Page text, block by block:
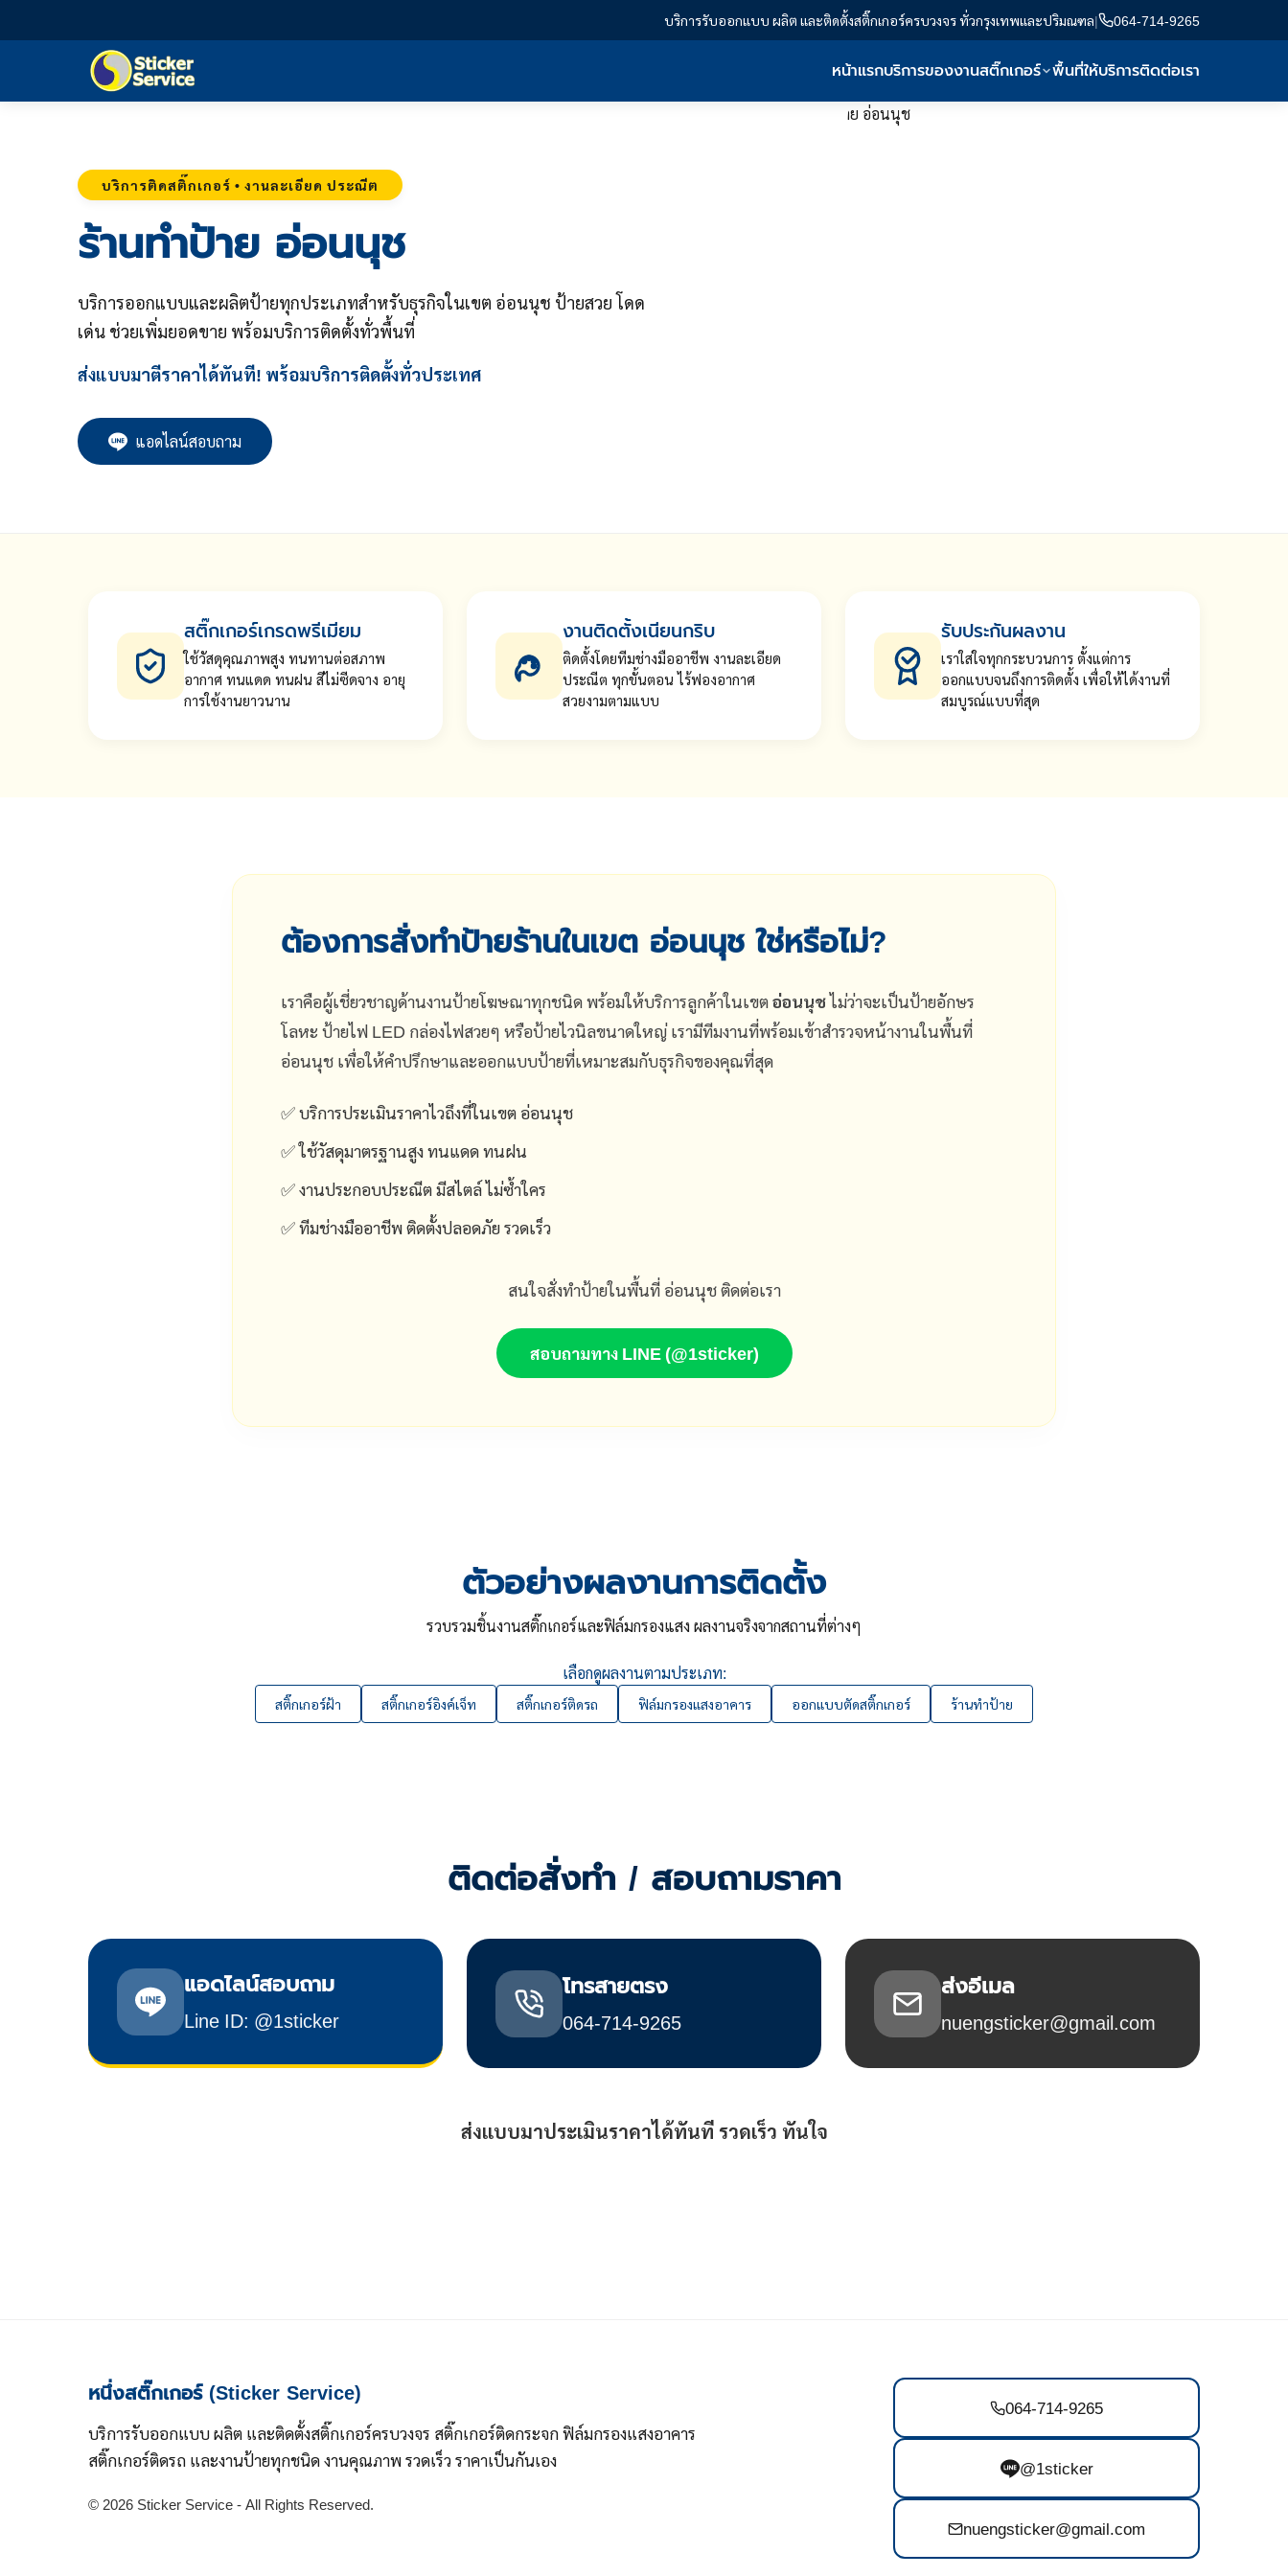
บริการรับออกแบบ ผลิต และติดตั้งสติ๊กเกอร์ครบวงจร ทั่วกรุงเทพและปริมณฑล| 064-714-9265
หน้าแรกบริการของงานสติ๊กเกอร์ พื้นที่ให้บริการติดต่อเรา
บริการติดสติ๊กเกอร์ • งานละเอียด ประณีต
ร้านทำป้าย อ่อนนุช
บริการออกแบบและผลิตป้ายทุกประเภทสำหรับธุรกิจในเขต อ่อนนุช ป้ายสวย โดด
เด่น ช่วยเพิ่มยอดขาย พร้อมบริการติดตั้งทั่วพื้นที่
ส่งแบบมาตีราคาได้ทันที! พร้อมบริการติดตั้งทั่วประเทศ
แอดไลน์สอบถาม
สติ๊กเกอร์เกรดพรีเมียม
ใช้วัสดุคุณภาพสูง ทนทานต่อสภาพ
อากาศ ทนแดด ทนฝน สีไม่ซีดจาง อายุ
การใช้งานยาวนาน
งานติดตั้งเนียนกริบ
ติดตั้งโดยทีมช่างมืออาชีพ งานละเอียด
ประณีต ทุกขั้นตอน ไร้ฟองอากาศ
สวยงามตามแบบ
รับประกันผลงาน
เราใส่ใจทุกกระบวนการ ตั้งแต่การ
ออกแบบจนถึงการติดตั้ง เพื่อให้ได้งานที่
สมบูรณ์แบบที่สุด
ต้องการสั่งทำป้ายร้านในเขต อ่อนนุช ใช่หรือไม่?
เราคือผู้เชี่ยวชาญด้านงานป้ายโฆษณาทุกชนิด พร้อมให้บริการลูกค้าในเขตอ่อนนุชไม่ว่าจะเป็นป้ายอักษร
โลหะ ป้ายไฟ LED กล่องไฟสวยๆ หรือป้ายไวนิลขนาดใหญ่ เรามีทีมงานที่พร้อมเข้าสำรวจหน้างานในพื้นที่
อ่อนนุช เพื่อให้คำปรึกษาและออกแบบป้ายที่เหมาะสมกับธุรกิจของคุณที่สุด
✅ บริการประเมินราคาไวถึงที่ในเขต อ่อนนุช
✅ ใช้วัสดุมาตรฐานสูง ทนแดด ทนฝน
✅ งานประกอบประณีต มีสไตล์ ไม่ซ้ำใคร
✅ ทีมช่างมืออาชีพ ติดตั้งปลอดภัย รวดเร็ว
สนใจสั่งทำป้ายในพื้นที่ อ่อนนุช ติดต่อเรา
สอบถามทาง LINE (@1sticker)
ตัวอย่างผลงานการติดตั้ง
รวบรวมชิ้นงานสติ๊กเกอร์และฟิล์มกรองแสง ผลงานจริงจากสถานที่ต่างๆ
เลือกดูผลงานตามประเภท:
สติ๊กเกอร์ฝ้า สติ๊กเกอร์อิงค์เจ็ท สติ๊กเกอร์ติดรถ ฟิล์มกรองแสงอาคาร ออกแบบตัดสติ๊กเกอร์ ร้านทำป้าย
ติดต่อสั่งทำ / สอบถามราคา
แอดไลน์สอบถาม
Line ID: @1sticker
โทรสายตรง
064-714-9265
ส่งอีเมล
nuengsticker@gmail.com
ส่งแบบมาประเมินราคาได้ทันที รวดเร็ว ทันใจ
หนึ่งสติ๊กเกอร์ (Sticker Service)
บริการรับออกแบบ ผลิต และติดตั้งสติ๊กเกอร์ครบวงจร สติ๊กเกอร์ติดกระจก ฟิล์มกรองแสงอาคาร
สติ๊กเกอร์ติดรถ และงานป้ายทุกชนิด งานคุณภาพ รวดเร็ว ราคาเป็นกันเอง
© 2026 Sticker Service - All Rights Reserved.
064-714-9265
@1sticker
nuengsticker@gmail.com